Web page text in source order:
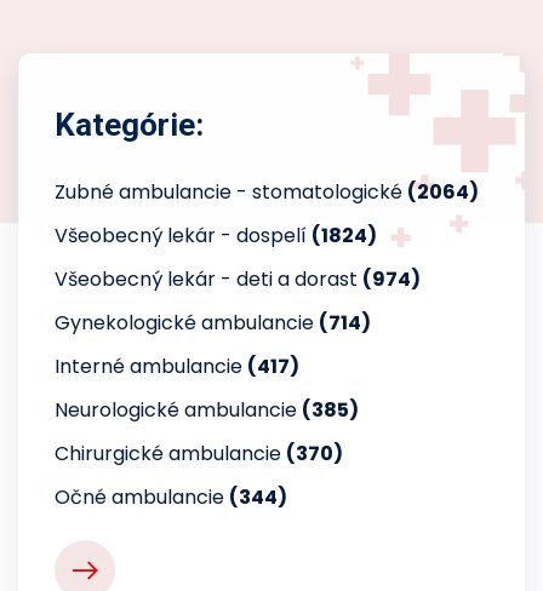
Kategórie:
Zubné ambulancie - stomatologické (2064)
Všeobecný lekár - dospelí (1824)
Všeobecný lekár - deti a dorast (974)
Gynekologické ambulancie (714)
Interné ambulancie (417)
Neurologické ambulancie (385)
Chirurgické ambulancie (370)
Očné ambulancie (344)